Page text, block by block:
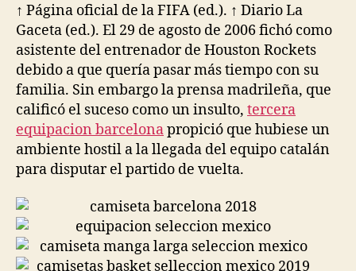
↑ Página oficial de la FIFA (ed.). ↑ Diario La
Gaceta (ed.). El 29 de agosto de 2006 fichó como
asistente del entrenador de Houston Rockets
debido a que quería pasar más tiempo con su
familia. Sin embargo la prensa madrileña, que
calificó el suceso como un insulto, tercera
equipacion barcelonapropició que hubiese un
ambiente hostil a la llegada del equipo catalán
para disputar el partido de vuelta.